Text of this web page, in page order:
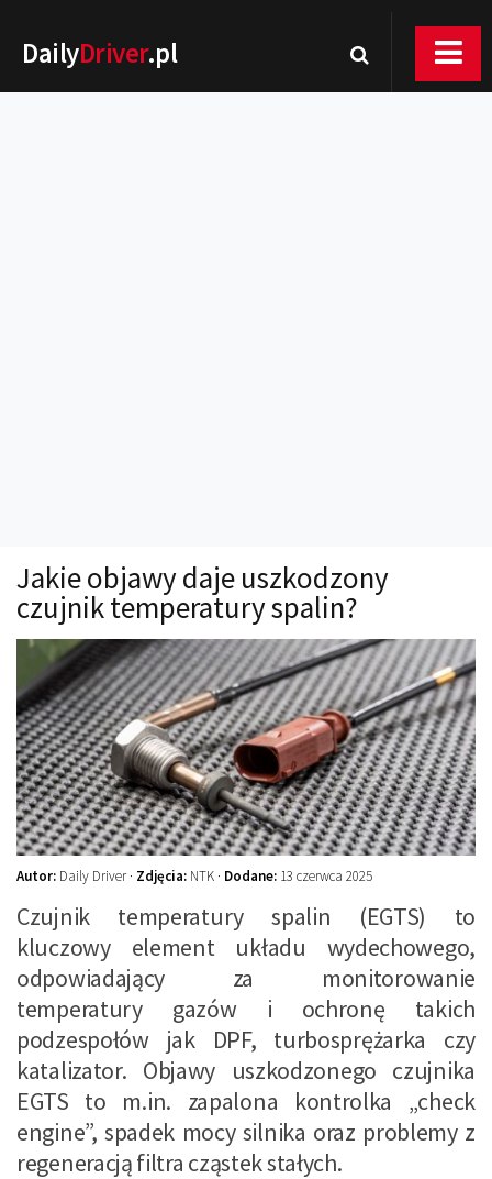
DailyDriver.pl
Technika jazdy
Oświetlenie
Kalkulatory
Przelicznik mocy
Auto z niemiec
Galerie
Jakie objawy daje uszkodzony
czujnik temperatury spalin?
Autor: Daily Driver · Zdjęcia: NTK · Dodane: 13 czerwca 2025
Czujnik temperatury spalin (EGTS) to
kluczowy element układu wydechowego,
odpowiadający za monitorowanie
temperatury gazów i ochronę takich
podzespołów jak DPF, turbosprężarka czy
katalizator. Objawy uszkodzonego czujnika
EGTS to m.in. zapalona kontrolka „check
engine”, spadek mocy silnika oraz problemy z
regeneracją filtra cząstek stałych.